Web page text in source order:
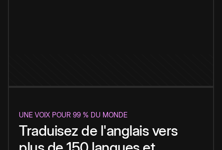
UNE VOIX POUR 99 % DU MONDE
Traduisez de l'anglais vers